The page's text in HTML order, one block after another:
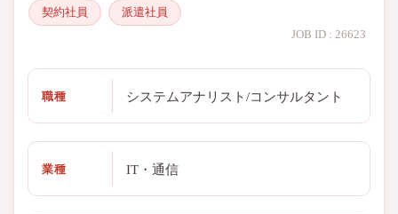
契約社員
派遣社員
JOB ID : 26623
職種 システムアナリスト/コンサルタント
業種 IT・通信